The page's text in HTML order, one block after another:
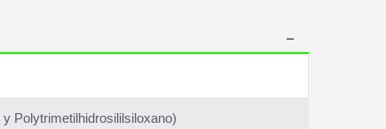
Polytrimetilhidrosililsiloxano)